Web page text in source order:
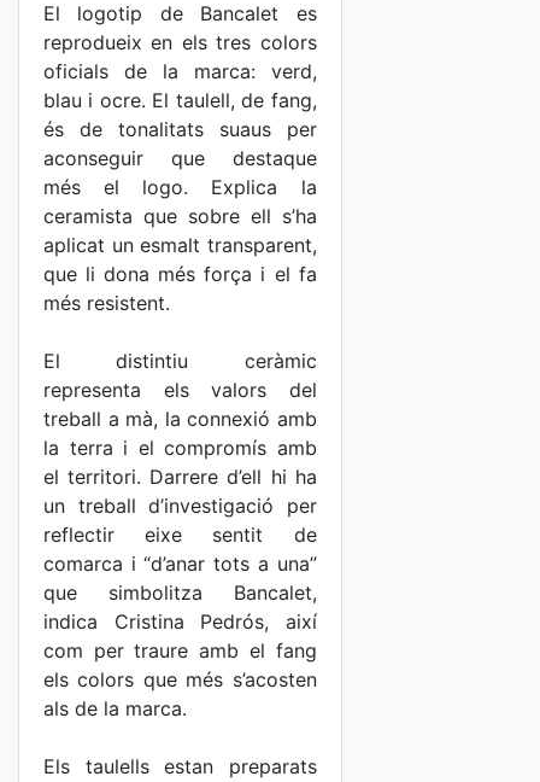
El logotip de Bancalet es
reprodueix en els tres colors
oficials de la marca: verd,
blau i ocre. El taulell, de fang,
és de tonalitats suaus per
aconseguir que destaque
més el logo. Explica la
ceramista que sobre ell s’ha
aplicat un esmalt transparent,
que li dona més força i el fa
més resistent.
El distintiu ceràmic
representa els valors del
treball a mà, la connexió amb
la terra i el compromís amb
el territori. Darrere d’ell hi ha
un treball d’investigació per
reflectir eixe sentit de
comarca i “d’anar tots a una”
que simbolitza Bancalet,
indica Cristina Pedrós, així
com per traure amb el fang
els colors que més s’acosten
als de la marca.
Els taulells estan preparats